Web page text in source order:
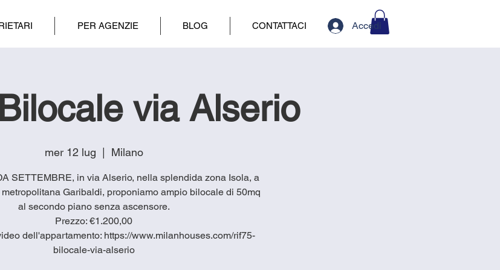
PER AGENZIE BLOG CONTATTACI Accedi
via Alserio
mer 12 lug
  |
Milano
SETTEMBRE, in via Alserio, nella splendida zona Isola, a
Garibaldi, proponiamo ampio bilocale di 50mq
al secondo piano senza ascensore.
Prezzo: €1.200,00
dell'appartamento: https://www.milanhouses.com/rif75-
bilocale-via-alserio